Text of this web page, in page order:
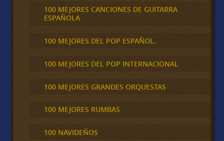
100 MEJORES CANCIONES DE GUITARRA
ESPAÑOLA
100 MEJORES DEL POP ESPAÑOL.
100 MEJORES DEL POP INTERNACIONAL
100 MEJORES GRANDES ORQUESTAS
100 MEJORES RUMBAS
100 NAVIDEÑOS